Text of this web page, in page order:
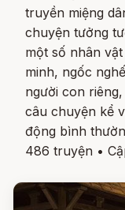
truyền miệng
chuyện tưởng
một số nhân
minh, ngốc
người con
câu chuyện kể
động bình
486 truyện •